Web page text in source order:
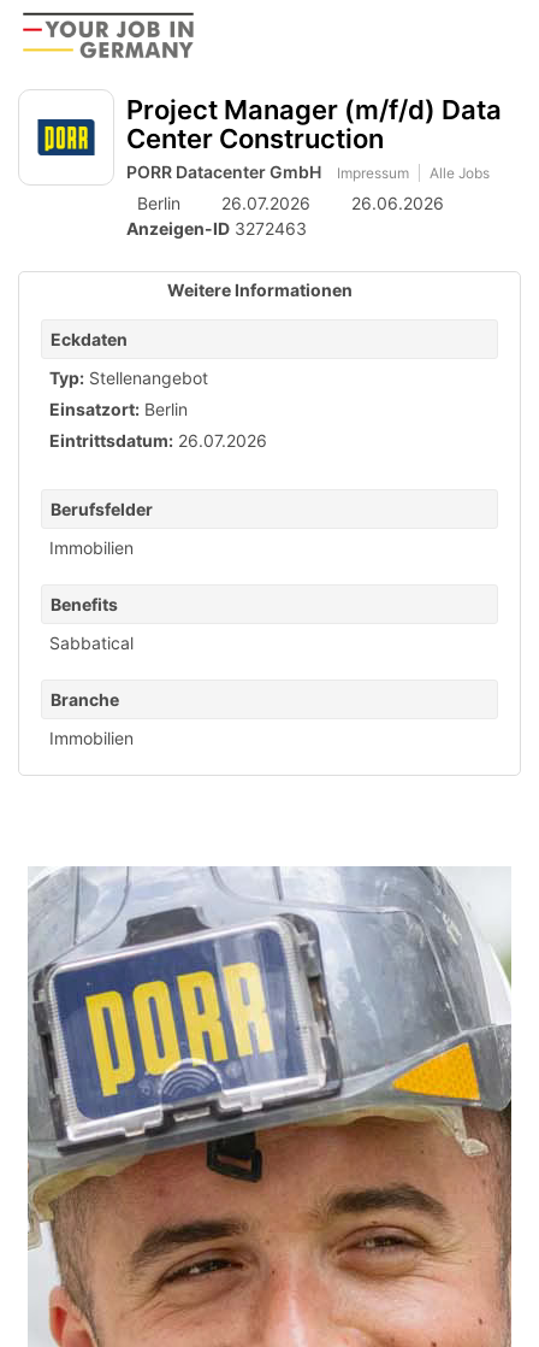
Accessibility
Modus
zur
Navigation
von
mobilem
Endgerät
Project Manager (m/f/d) Data
Center Construction
PORR Datacenter GmbH Impressum Alle Jobs
Berlin 26.07.2026
26.06.2026
Anzeigen-ID 3272463
Weitere Informationen
Eckdaten
Typ: Stellenangebot
Einsatzort: Berlin
Eintrittsdatum: 26.07.2026
Berufsfelder
Immobilien
Benefits
Sabbatical
Branche
Immobilien